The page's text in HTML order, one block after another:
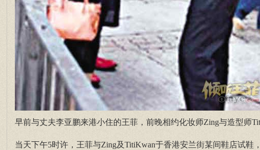
早前与丈夫李亚鹏来港小住的王菲，前晚相约化妆师Zing与造型师
当天下午5时许，王菲与Zing及TitiKwan于香港安兰街某间鞋店试